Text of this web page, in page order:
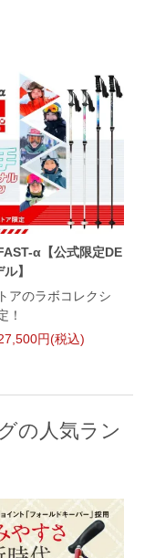
α【公式限定DE
】
アのラボコレクシ
！
円(税込)
の人気ラン